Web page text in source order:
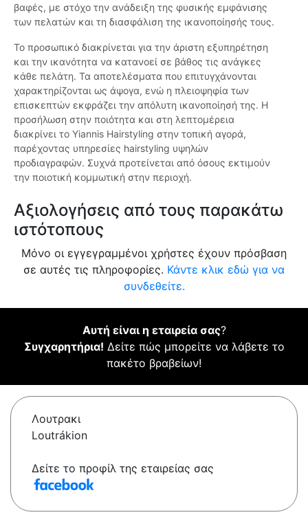
βαφές, με στόχο την ανάδειξη της φυσικής εμφάνισης
των πελατών και τη διασφάλιση της ικανοποίησής τους.
Το προσωπικό διακρίνεται για την άριστη εξυπηρέτηση
και την ικανότητα να κατανοεί σε βάθος τις ανάγκες
κάθε πελάτη. Τα αποτελέσματα που επιτυγχάνονται
χαρακτηρίζονται ως άψογα, ενώ η πλειοψηφία των
επισκεπτών εκφράζει την απόλυτη ικανοποίησή της. Η
προσήλωση στην ποιότητα και στη λεπτομέρεια
διακρίνει το Yiannis Hairstyling στην τοπική αγορά,
παρέχοντας υπηρεσίες hairstyling υψηλών
προδιαγραφών. Συχνά προτείνεται από όσους εκτιμούν
την ποιοτική κομμωτική στην περιοχή.
Αξιολογήσεις από τους παρακάτω
ιστότοπους
Μόνο οι εγγεγραμμένοι χρήστες έχουν πρόσβαση
σε αυτές τις πληροφορίες. Κάντε κλικ εδώ για να
συνδεθείτε.
Αυτή είναι η εταιρεία σας?
Συγχαρητήρια! Δείτε πώς μπορείτε να λάβετε το
πακέτο βραβείων!
Λουτρακι
Loutrákion
Δείτε το προφίλ της εταιρείας σας